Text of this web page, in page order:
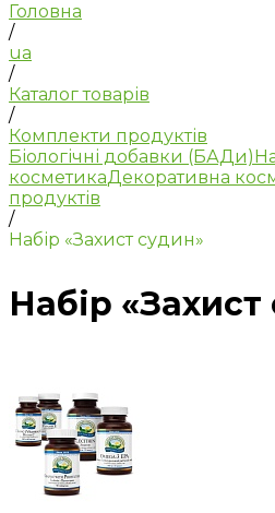
Головна
/
ua
/
Каталог товарів
/
Комплекти продуктів
Біологічні добавки (БАДи)
косметикаДекоративна
продуктів
/
Набір «Захист судин»
Набір «Захист